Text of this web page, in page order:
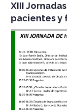
XIII
pacientes y